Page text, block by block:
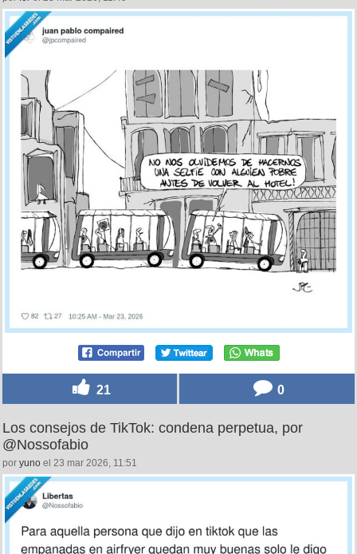
21 0
Los consejos de TikTok: condena perpetua, por
@Nossofabio
por yuno el 23 mar 2026, 11:51